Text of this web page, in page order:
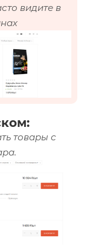
видите в
товары с